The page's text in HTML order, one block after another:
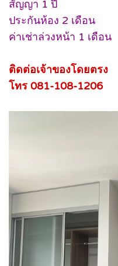
สัญญา 1 ปี
ประกันห้อง 2 เดือน
ค่าเช่าล่วงหน้า 1 เดือน
ติดต่อเจ้าของโดยตรง
โทร 081-108-1206